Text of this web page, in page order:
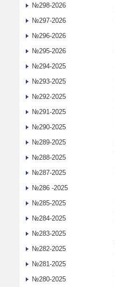
№298-2026
№297-2026
№296-2026
№295-2026
№294-2025
№293-2025
№292-2025
№291-2025
№290-2025
№289-2025
№288-2025
№287-2025
№286 -2025
№285-2025
№284-2025
№283-2025
№282-2025
№281-2025
№280-2025